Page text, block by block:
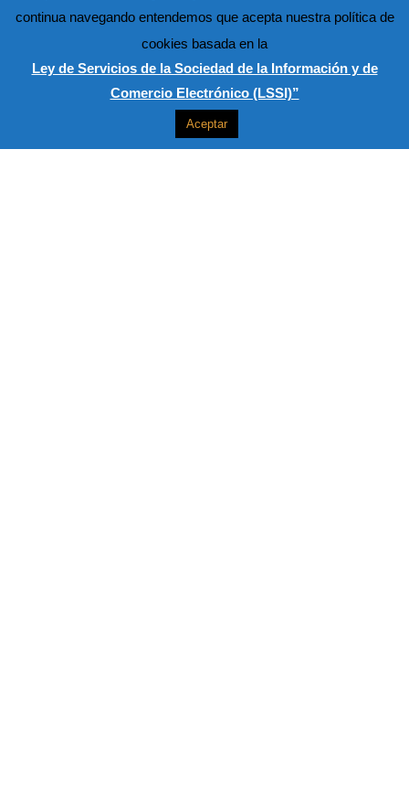
continua navegando entendemos que acepta nuestra política de
cookies basada en la
Ley de Servicios de la Sociedad de la Información y de
Comercio Electrónico (LSSI)”
Aceptar